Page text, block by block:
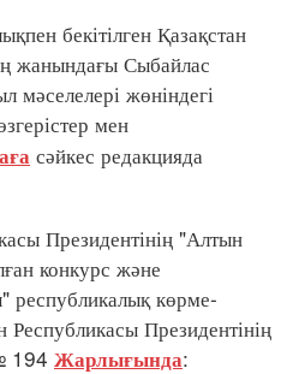
бекітілген Қазақстан
жанындағы Сыбайлас
мәселелері жөніндегі
мен
сәйкес редакцияда
Президентінің "Алтын
конкурс және
республикалық көрме-
Президентінің
194 Жарлығында: